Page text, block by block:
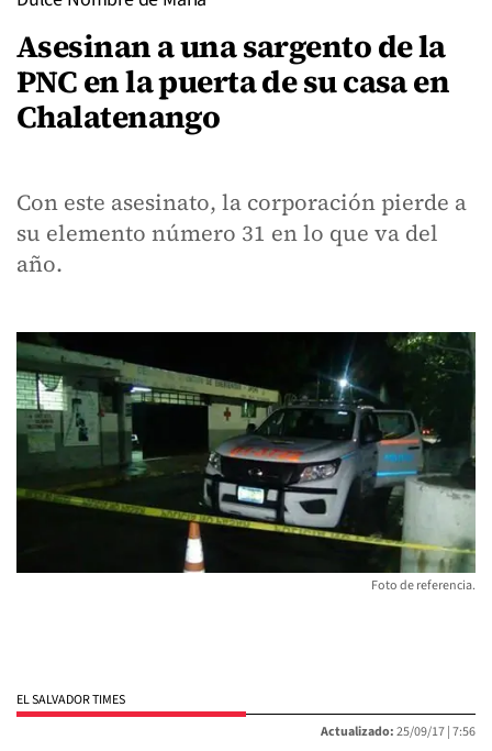
Asesinan a una sargento de la
PNC en la puerta de su casa en
Chalatenango
Con este asesinato, la corporación pierde a
su elemento número 31 en lo que va del
año.
Foto de referencia.
EL SALVADOR TIMES
Actualizado:25/09/17 |7:56